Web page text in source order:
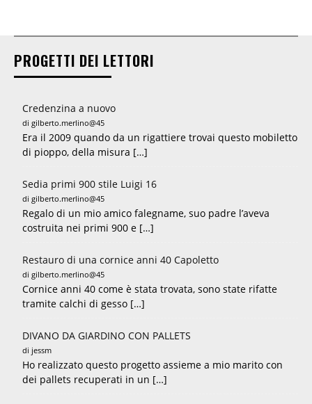
PROGETTI DEI LETTORI
Credenzina a nuovo
di gilberto.merlino@45
Era il 2009 quando da un rigattiere trovai questo mobiletto
di pioppo, della misura […]
Sedia primi 900 stile Luigi 16
di gilberto.merlino@45
Regalo di un mio amico falegname, suo padre l’aveva
costruita nei primi 900 e […]
Restauro di una cornice anni 40 Capoletto
di gilberto.merlino@45
Cornice anni 40 come è stata trovata, sono state rifatte
tramite calchi di gesso […]
DIVANO DA GIARDINO CON PALLETS
di jessm
Ho realizzato questo progetto assieme a mio marito con
dei pallets recuperati in un […]